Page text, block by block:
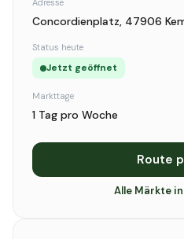
Adresse
Concordienplatz, 47906
Status heute
Jetzt geöffnet
Markttage
1 Tag pro Woche
Route
Alle Märkte